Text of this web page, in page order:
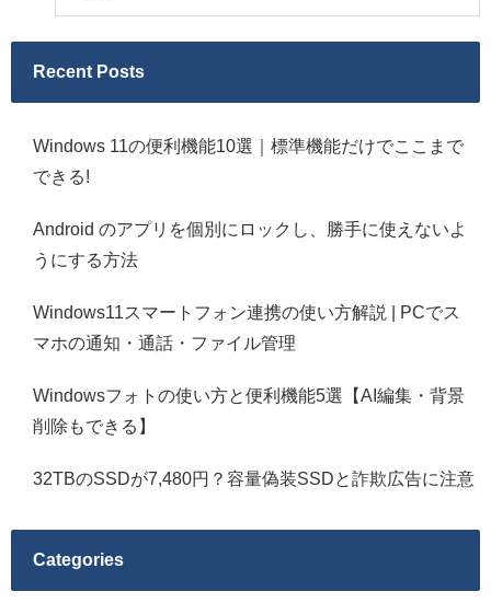
Recent Posts
Windows 11の便利機能10選｜標準機能だけでここまで
できる!
Android のアプリを個別にロックし、勝手に使えないよ
うにする方法
Windows11スマートフォン連携の使い方解説 | PCでス
マホの通知・通話・ファイル管理
Windowsフォトの使い方と便利機能5選【AI編集・背景
削除もできる】
32TBのSSDが7,480円？容量偽装SSDと詐欺広告に注意
Categories